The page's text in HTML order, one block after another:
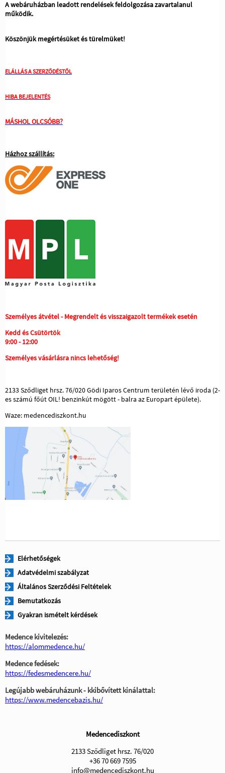
A webáruházban leadott rendelések feldolgozása zavartalanul
működik.
Köszönjük megértésüket és türelmüket!
ELÁLLÁS A SZERZŐDÉSTŐL
HIBA BEJELENTÉS
MÁSHOL OLCSÓBB?
Házhoz szállítás:
Személyes átvétel - Megrendelt és visszaigazolt termékek esetén
Kedd és Csütörtök
9:00 - 12:00
Személyes vásárlásra nincs lehetőség!
2133 Sződliget hrsz. 76/020 Gödi Iparos Centrum területén lévő iroda (2-
es számú főút OIL! benzinkút mögött - balra az Europart épülete).
Waze: medencediszkont.hu
Elérhetőségek
Adatvédelmi szabályzat
Általános Szerződési Feltételek
Bemutatkozás
Gyakran ismételt kérdések
Medence kivitelezés:
https://alommedence.hu/
Medence fedések:
https://fedesmedencere.hu/
Legújabb webáruházunk - kkibővített kinálattal:
https://www.medencebazis.hu/
Medencediszkont
2133 Sződliget hrsz. 76/020
+36 70 669 7595
info@medencediszkont.hu